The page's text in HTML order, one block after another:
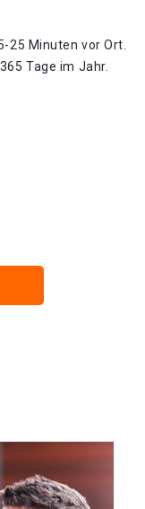
25 Minuten vor Ort.
Tage im Jahr.